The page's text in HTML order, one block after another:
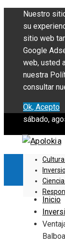
Nuestro
su
sitio web
Google
web, usted
nuestra
consultar
Ok, Acepto
sábado,
Inicio